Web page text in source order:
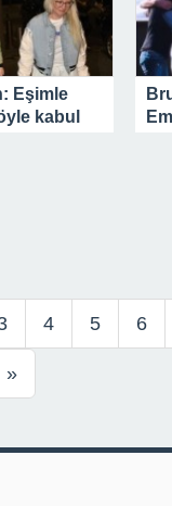
Eşimle
kabul
4 5 6
»